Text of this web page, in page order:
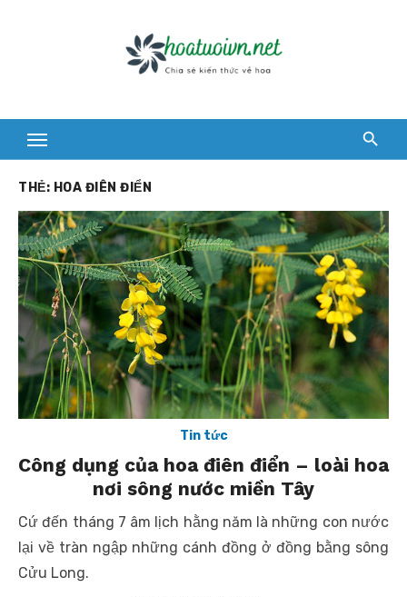
THẺ: HOA ĐIÊN ĐIỂN
Tin tức
Công dụng của hoa điên điển – loài hoa
nơi sông nước miền Tây
Cứ đến tháng 7 âm lịch hằng năm là những con nước
lại về tràn ngập những cánh đồng ở đồng bằng sông
Cửu Long.